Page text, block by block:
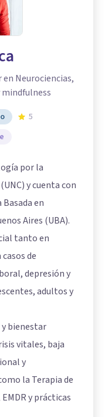
Neurociencias,
mindfulness
5
por la
y cuenta con
en
Aires (UBA).
tanto en
de
depresión y
adultos y
y bienestar
vitales, baja
y
la Terapia de
y prácticas